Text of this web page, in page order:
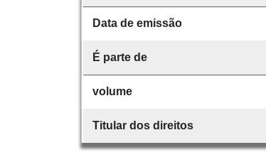
Data de emissão
É parte de
volume
Titular dos direitos